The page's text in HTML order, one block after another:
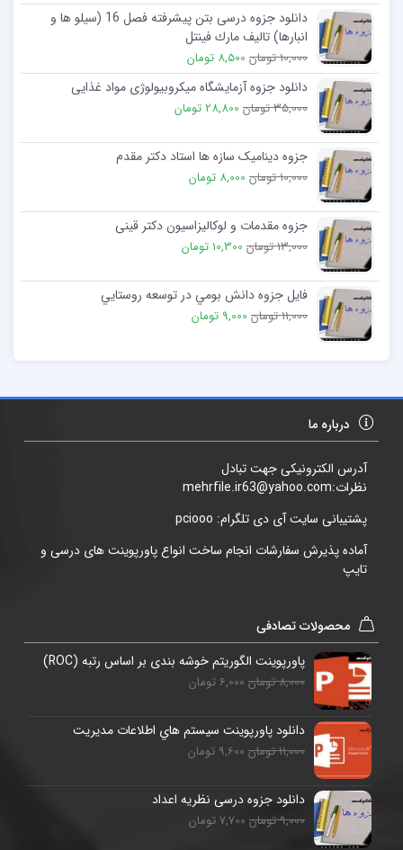
دانلود جزوه درسی بتن پیشرفته فصل 16 (سیلو ها و
انبارها) تالیف مارك فینتل
10,000 تومان 8,500 تومان
دانلود جزوه آزمایشگاه میکروبیولوژی مواد غذایی
35,000 تومان 28,800 تومان
جزوه دینامیک سازه ها استاد دکتر مقدم
10,000 تومان 8,000 تومان
جزوه مقدمات و لوکالیزاسیون دکتر قینی
13,000 تومان 10,300 تومان
فایل جزوه دانش بومي در توسعه روستايي
11,000 تومان 9,000 تومان
درباره ما
آدرس الکترونیکی جهت تبادل
نظرات:mehrfile.ir63@yahoo.com
پشتیبانی سایت آی دی تلگرام: pciooo
آماده پذیرش سفارشات انجام ساخت انواع پاورپوینت های درسی و
تایپ
محصولات تصادفی
پاورپوینت الگوریتم خوشه بندی بر اساس رتبه (ROC)
8,000 تومان 6,000 تومان
دانلود پاورپوینت سيستم هاي اطلاعات مديريت
11,000 تومان 9,600 تومان
دانلود جزوه درسی نظریه اعداد
9,000 تومان 7,700 تومان